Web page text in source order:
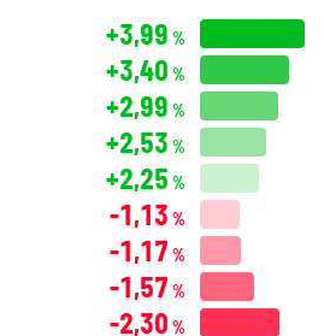
+3,99 %
+3,40 %
+2,99 %
+2,53 %
+2,25 %
-1,13 %
-1,17 %
-1,57 %
-2,30 %